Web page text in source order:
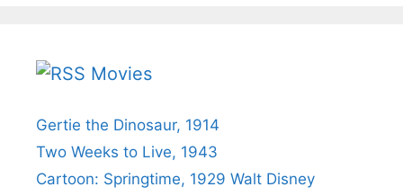
Movies
Gertie the Dinosaur, 1914
Two Weeks to Live, 1943
Cartoon: Springtime, 1929 Walt Disney